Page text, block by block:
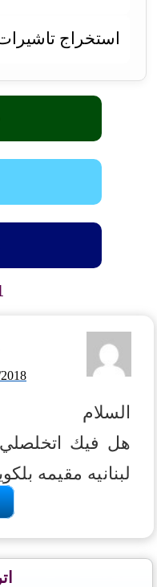
استخراج
1
14/06/
السلام
هل فيك اتخلصلي
لبنانيه مقيمه